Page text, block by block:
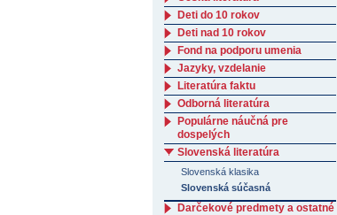
Deti do 10 rokov
Deti nad 10 rokov
Fond na podporu umenia
Jazyky, vzdelanie
Literatúra faktu
Odborná literatúra
Populárne náučná pre
dospelých
Slovenská literatúra
Slovenská klasika
Slovenská súčasná
Darčekové predmety a ostatné